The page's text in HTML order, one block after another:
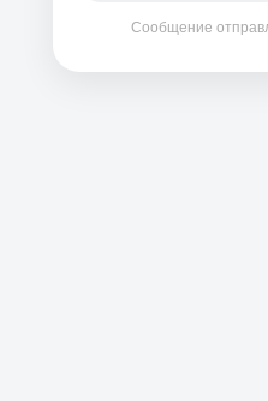
Сообщение